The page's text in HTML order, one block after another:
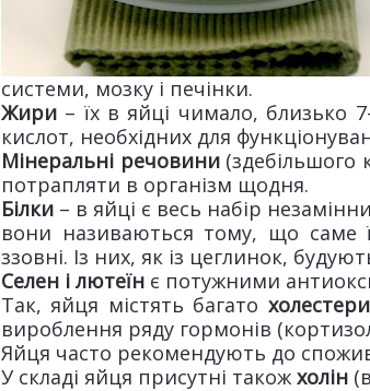
системи, мозку і печінки.
Жири – їх в яйці чимало, близько
кислот, необхідних для
Мінеральні речовини(здебільшого
потрапляти в організм щодня.
Білки – в яйці є весь набір
вони називаються тому, що саме
ззовні. Із них, як із цеглинок,
Селен і лютеїн є потужними
Так, яйця містять багато
вироблення ряду гормонів
Яйця часто рекомендують до
У складі яйця присутні також холін